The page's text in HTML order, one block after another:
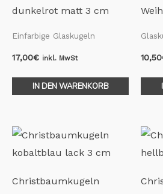
dunkelrot matt 3 cm
Einfarbige Glaskugeln
17,00€ inkl. MwSt
IN DEN WARENKORB
10,50
Christbaumkugeln